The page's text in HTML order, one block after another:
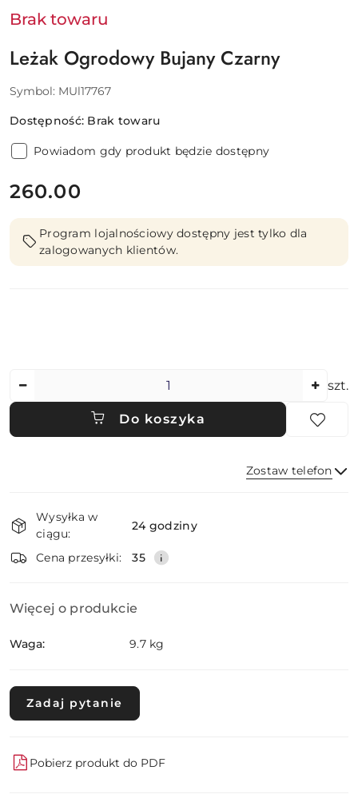
Brak towaru
Leżak Ogrodowy Bujany Czarny
Symbol: MUl17767
Dostępność: Brak towaru
Powiadom gdy produkt będzie dostępny
cena:
260.00
Program lojalnościowy dostępny jest tylko dla
zalogowanych klientów.
szt.
Do koszyka
Zostaw telefon
i
dostawa
Wysyłka w
ciągu:
24 godziny
Cena przesyłki: 35
Więcej o produkcie
Waga: 9.7 kg
Zadaj pytanie
Pobierz produkt do PDF